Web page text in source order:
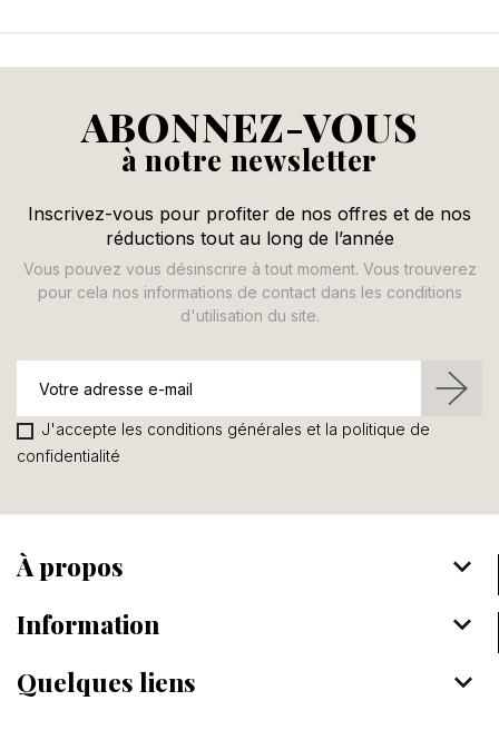
ABONNEZ-VOUS
à notre newsletter
Inscrivez-vous pour profiter de nos offres et de nos
réductions tout au long de l’année
Vous pouvez vous désinscrire à tout moment. Vous trouverez
pour cela nos informations de contact dans les conditions
d'utilisation du site.
J'accepte les conditions générales et la politique de
confidentialité
À propos keyboard_arrow_down
Information keyboard_arrow_down
Quelques liens keyboard_arrow_down